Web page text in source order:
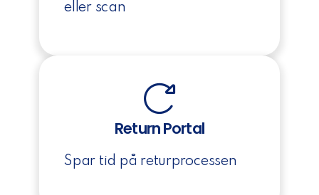
eller scan
Return Portal
Spar tid på returprocessen